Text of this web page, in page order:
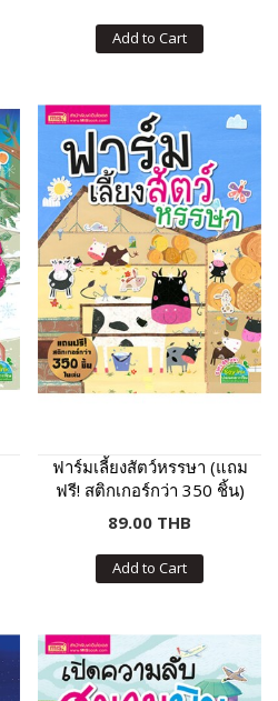
Add to Cart
ฟาร์มเลี้ยงสัตว์หรรษา (แถม
ฟรี! สติกเกอร์กว่า 350 ชิ้น)
89.00 THB
Add to Cart